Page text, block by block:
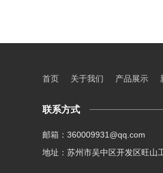
首页 关于我们 产品展示
联系方式
邮箱：360009931@qq.com
地址：苏州市吴中区开发区旺山